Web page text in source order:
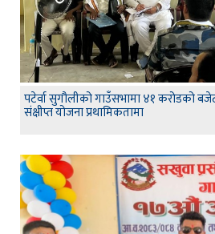
पटेर्वा सुगौलीको गाउँसभामा ४१ करोडको
संक्षीप्त योजना प्रथामिकतामा